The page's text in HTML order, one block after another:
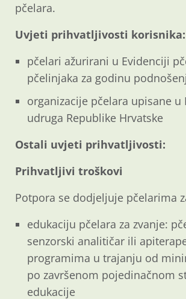
pčelara.
Uvjeti prihvatljivosti korisnika:
pčelari ažurirani u Evidenciji
pčelinjaka za godinu
organizacije pčelara upisane u
udruga Republike Hrvatske
Ostali uvjeti prihvatljivosti:
Prihvatljivi troškovi
Potpora se dodjeljuje pčelarima
edukaciju pčelara za zvanje:
senzorski analitičar ili
programima u trajanju od
po završenom pojedinačnom
edukacije